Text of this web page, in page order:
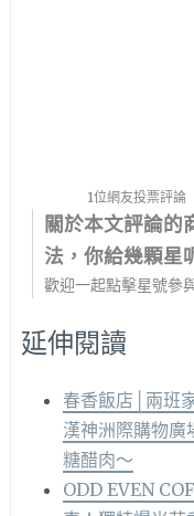
1位網友投票評論
關於本文評論的
法，你給幾顆星
歡迎一起點擊星號參
延伸閱讀
春香飯店│兩班
漢神洲際購物廣
糖醋肉～
ODD EVEN